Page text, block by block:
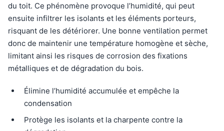
du toit. Ce phénomène provoque l’humidité, qui peut
ensuite infiltrer les isolants et les éléments porteurs,
risquant de les détériorer. Une bonne ventilation permet
donc de maintenir une température homogène et sèche,
limitant ainsi les risques de corrosion des fixations
métalliques et de dégradation du bois.
Élimine l’humidité accumulée et empêche la
condensation
Protège les isolants et la charpente contre la